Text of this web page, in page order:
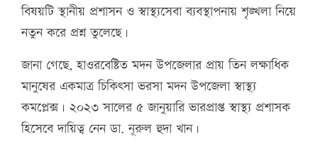
বিষয়টি স্থানীয় প্রশাসন ও স্বাস্থ্যসেবা ব্যবস্থাপনায় শৃঙ্খলা নিয়ে
নতুন করে প্রশ্ন তুলেছে।
জানা গেছে, হাওরবেষ্টিত মদন উপজেলার প্রায় তিন লক্ষাধিক
মানুষের একমাত্র চিকিৎসা ভরসা মদন উপজেলা স্বাস্থ্য
কমপ্লেক্স। ২০২৩ সালের ৫ জানুয়ারি ভারপ্রাপ্ত স্বাস্থ্য প্রশাসক
হিসেবে দায়িত্ব নেন ডা. নূরুল হুদা খান।